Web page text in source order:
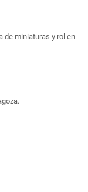
de miniaturas y rol en